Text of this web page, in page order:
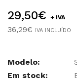
29,50€ + IVA
36,29€ IVA INCLUÍDO
Modelo:
Em stock: